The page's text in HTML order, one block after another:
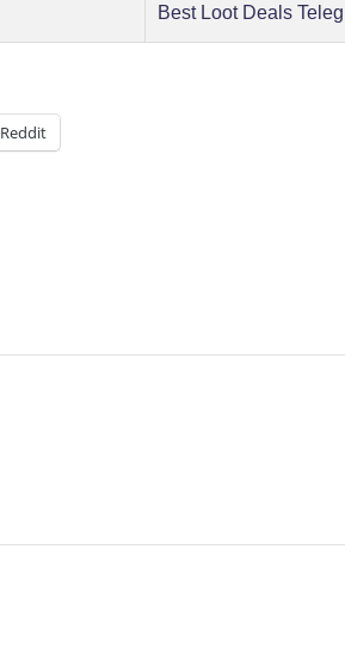
Best Loot Deals
Reddit